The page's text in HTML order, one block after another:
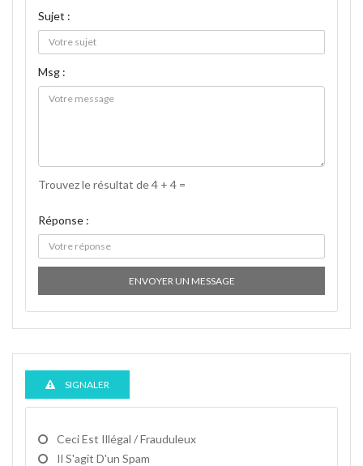
Sujet :
Msg :
Trouvez le résultat de 4 + 4 =
Réponse :
ENVOYER UN MESSAGE
SIGNALER
Ceci Est Illégal / Frauduleux
Il S'agit D'un Spam